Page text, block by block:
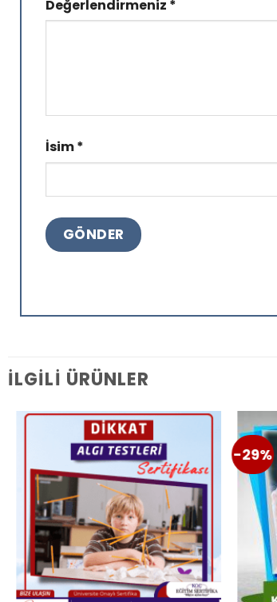
Değerlendirmeniz *
İsim*
İLGILI ÜRÜNLER
-29%